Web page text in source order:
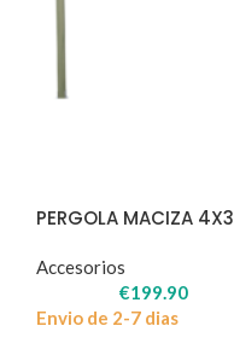
PERGOLA MACIZA 4X3
Accesorios
€199.90
Envio de 2-7 dias